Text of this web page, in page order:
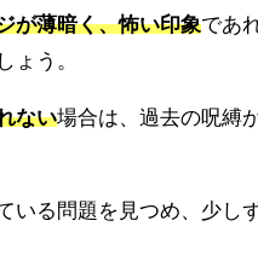
が薄暗く、怖い印象であ
ょう。
ない場合は、過去の呪縛
いる問題を見つめ、少し